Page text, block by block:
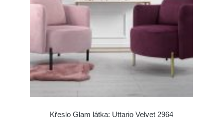
Křeslo Glam látka: Uttario Velvet 2964